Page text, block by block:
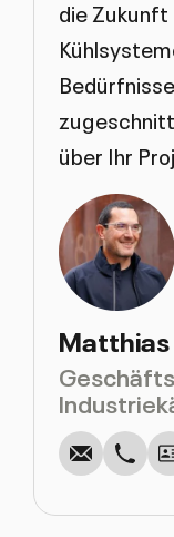
die
über Ihr
Schreiben
Anrufen